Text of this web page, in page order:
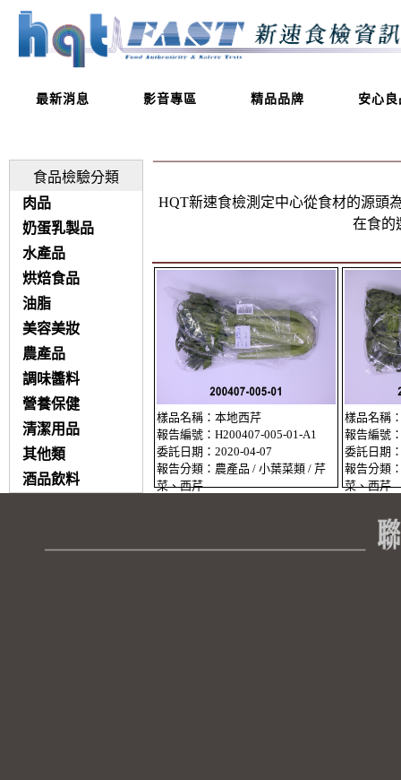
最新消息 影音專區 精品品牌 安心良
食品檢驗分類
肉品
奶蛋乳製品
水產品
烘焙食品
油脂
美容美妝
農產品
調味醬料
營養保健
清潔用品
其他類
酒品飲料
HQT新速食檢測定中心從食材的源頭
在食的
樣品名稱：本地西芹
報告編號：H200407-005-01-A1
委託日期：2020-04-07
報告分類：農產品 / 小葉菜類 / 芹
菜、西芹
樣品名稱
報告編號
委託日期
報告分類
菜、西芹